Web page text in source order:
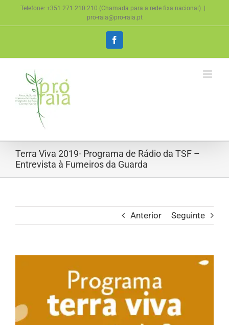
content
Telefone: +351 271 210 210 (Chamada para a rede fixa nacional)
pro-raia@pro-raia.pt
Facebook
Terra Viva 2019- Programa de Rádio da TSF –
Entrevista à Fumeiros da Guarda
Anterior Seguinte